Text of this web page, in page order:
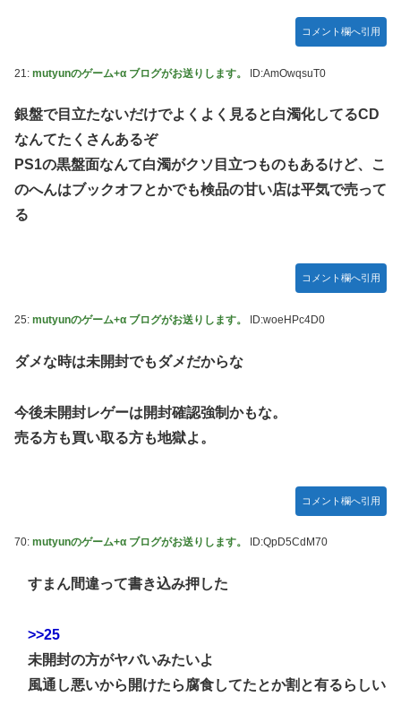
コメント欄へ引用
21: mutyunのゲーム+α ブログがお送りします。 ID:AmOwqsuT0
銀盤で目立たないだけでよくよく見ると白濁化してるCD
なんてたくさんあるぞ
PS1の黒盤面なんて白濁がクソ目立つものもあるけど、こ
のへんはブックオフとかでも検品の甘い店は平気で売って
る
コメント欄へ引用
25: mutyunのゲーム+α ブログがお送りします。 ID:woeHPc4D0
ダメな時は未開封でもダメだからな
今後未開封レゲーは開封確認強制かもな。
売る方も買い取る方も地獄よ。
コメント欄へ引用
70: mutyunのゲーム+α ブログがお送りします。 ID:QpD5CdM70
すまん間違って書き込み押した
>>25
未開封の方がヤバいみたいよ
風通し悪いから開けたら腐食してたとか割と有るらしい